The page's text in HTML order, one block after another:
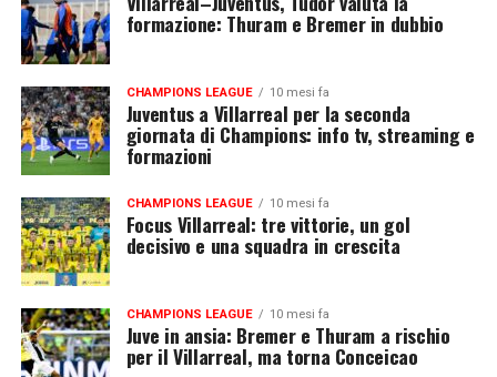
formazione: Thuram e Bremer in dubbio
CHAMPIONS LEAGUE 10 mesi fa
Juventus a Villarreal per la seconda
giornata di Champions: info tv, streaming e
formazioni
CHAMPIONS LEAGUE 10 mesi fa
Focus Villarreal: tre vittorie, un gol
decisivo e una squadra in crescita
CHAMPIONS LEAGUE 10 mesi fa
Juve in ansia: Bremer e Thuram a rischio
per il Villarreal, ma torna Conceicao